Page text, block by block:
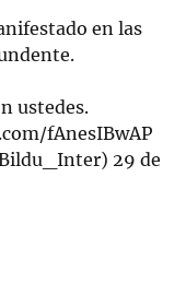
en las
ustedes.
fAnesIBwAP
29 de